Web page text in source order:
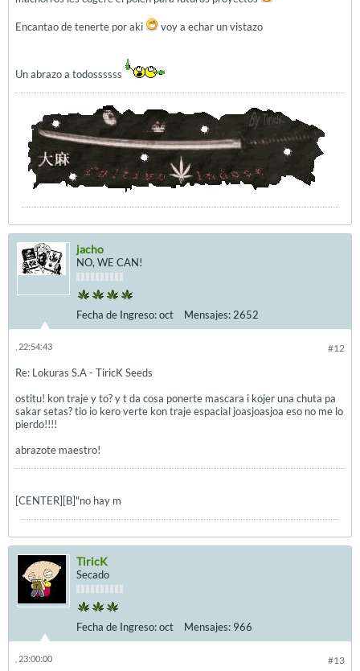
Encantao de tenerte por aki voy a echar un vistazo
Un abrazo a todossssss
jacho
NO, WE CAN!
Fecha de Ingreso:oct Mensajes: 2652
#12
, 22:54:43
Re: Lokuras S.A - TiricK Seeds
ostitu! kon traje y to? y t da cosa ponerte mascara i kojer una chuta pa
sakar setas? tio io kero verte kon traje espacial joasjoasjoa eso no me lo
pierdo!!!!
abrazote maestro!
[CENTER][B]"no hay m
TiricK
Secado
Fecha de Ingreso:oct Mensajes: 966
#13
, 23:00:00